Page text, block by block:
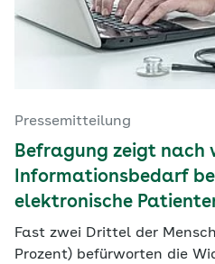
Pressemitteilung
Befragung zeigt nach
Informationsbedarf
elektronische
Fast zwei Drittel der
Prozent) befürworten die